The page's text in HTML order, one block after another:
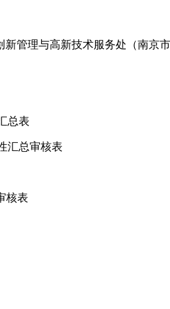
管理与高新技术服务处（南京
总表
汇总审核表
核表